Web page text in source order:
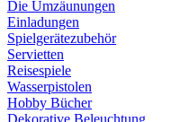
Die Umzäunungen
Einladungen
Spielgerätezubehör
Servietten
Reisespiele
Wasserpistolen
Hobby Bücher
Dekorative Beleuchtung